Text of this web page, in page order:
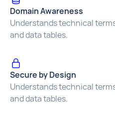
Domain Awareness
Understands technical
and data tables.
Secure by Design
Understands technical
and data tables.